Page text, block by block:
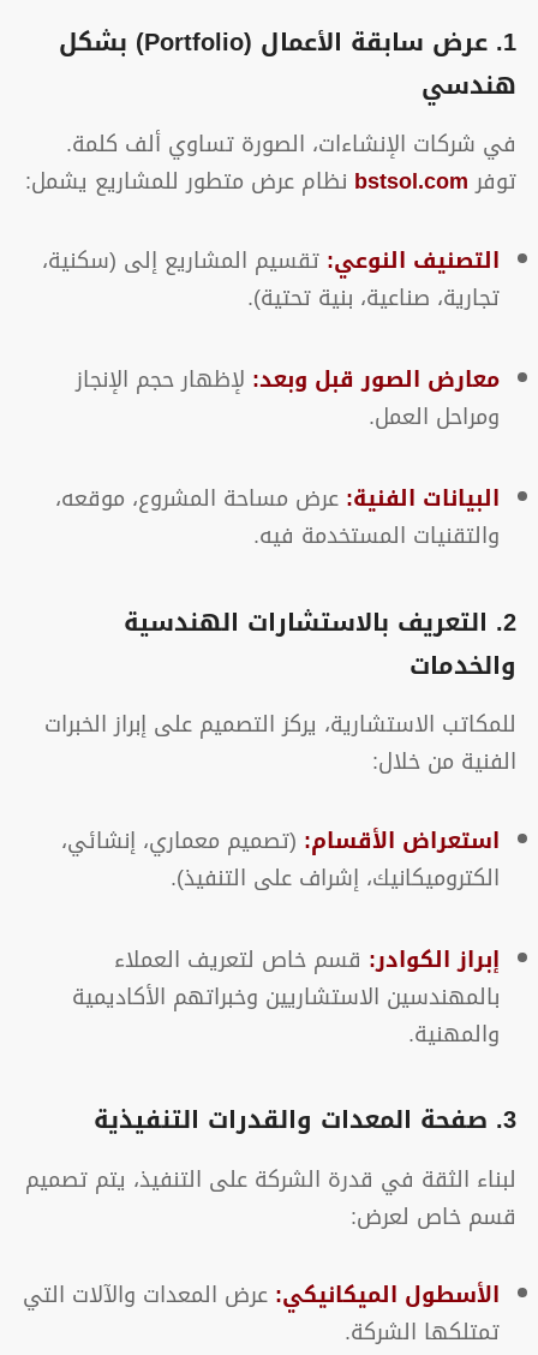
1. عرض سابقة الأعمال (Portfolio) بشكل
هندسي
في شركات الإنشاءات، الصورة تساوي ألف كلمة.
توفرbstsol.com نظام عرض متطور للمشاريع يشمل:
التصنيف النوعي: تقسيم المشاريع إلى (سكنية،
تجارية، صناعية، بنية تحتية).
معارض الصور قبل وبعد: لإظهار حجم الإنجاز
ومراحل العمل.
البيانات الفنية: عرض مساحة المشروع، موقعه،
والتقنيات المستخدمة فيه.
2. التعريف بالاستشارات الهندسية
والخدمات
للمكاتب الاستشارية، يركز التصميم على إبراز الخبرات
الفنية من خلال:
استعراض الأقسام: (تصميم معماري، إنشائي،
الكتروميكانيك، إشراف على التنفيذ).
إبراز الكوادر: قسم خاص لتعريف العملاء
بالمهندسين الاستشاريين وخبراتهم الأكاديمية
والمهنية.
3. صفحة المعدات والقدرات التنفيذية
لبناء الثقة في قدرة الشركة على التنفيذ، يتم تصميم
قسم خاص لعرض:
الأسطول الميكانيكي: عرض المعدات والآلات التي
تمتلكها الشركة.